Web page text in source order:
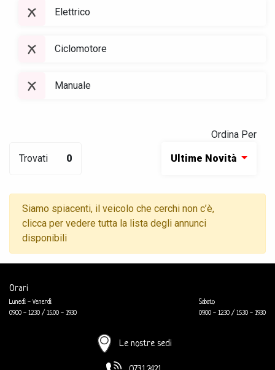
Elettrico
Ciclomotore
Manuale
Trovati 0
Ordina Per
Ultime Novità
Siamo spiacenti, il veicolo che cerchi non c’è,
clicca per vedere tutta la lista degli annunci
disponibili
Orari
Lunedì - Venerdì
09.00 - 12.30 / 15.00 - 19.30
Sabato
09.00 - 12.30 / 15.30 - 19.30
Le nostre sedi